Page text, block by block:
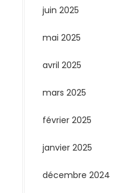
juin 2025
mai 2025
avril 2025
mars 2025
février 2025
janvier 2025
décembre 2024